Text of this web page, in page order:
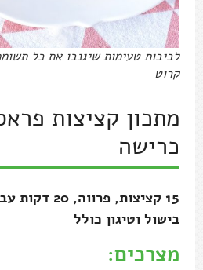
לביבות טעימות שיגנבו את כל
קרוט
מתכון קציצות
כרישה
15 קציצות,
בישול וטיגון כולל
מצרכים: